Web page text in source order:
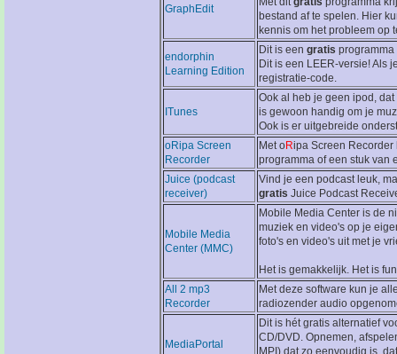
GraphEdit
bestand af te spelen. Hier
kennis om het probleem op
endorphin
Learning Edition
Dit is een gratis
Dit is een LEER-versie! Als
registratie-code.
ITunes
Ook al heb je geen ipod,
is gewoon handig om je
Ook is er uitgebreide
oRipa Screen
Recorder
Met oRipa Screen Recorder
programma of een stuk van
Juice (podcast
receiver)
Vind je een podcast leuk,
gratis Juice Podcast
Mobile Media
Center (MMC)
Mobile Media Center is de
muziek en video's op je
foto's en video's uit met je
Het is gemakkelijk. Het is
All 2 mp3
Recorder
Met deze software kun je
radiozender audio
MediaPortal
Dit is hét gratis alternatief
CD/DVD. Opnemen,
MPI) dat zo eenvoudig is,